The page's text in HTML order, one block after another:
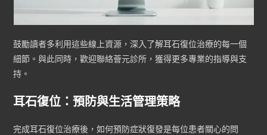
鼓勵讀者多利用這些線上資源，深入了解耳石復位治療的每一個
細節。與此同時，歡迎聯絡薈元診所，獲得更多專業的指導與支
持。
耳石復位：預防與生活管理策略
完成耳石復位治療後，如何預防症狀復發是每位患者關心的問